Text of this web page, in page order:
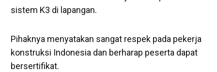
sistem K3 di lapangan.
Pihaknya menyatakan sangat respek pada pekerja
konstruksi Indonesia dan berharap peserta dapat
bersertifikat.